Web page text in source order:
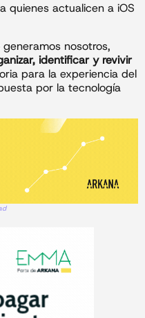
quienes actualicen a iOS
nosotros,
identificar y revivir
para la experiencia del
por la tecnología